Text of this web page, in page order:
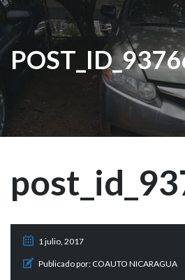
1 julio, 2017
Publicado por: COAUTO NICARAGUA